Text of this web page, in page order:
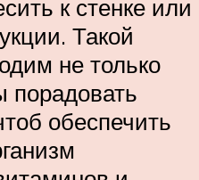
к стенке или
Такой
не только
порадовать
обеспечить